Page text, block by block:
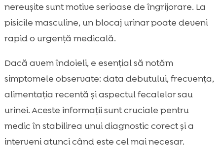
nereușite sunt motive serioase de îngrijorare. La
pisicile masculine, un blocaj urinar poate deveni
rapid o urgență medicală.
Dacă avem îndoieli, e esențial să notăm
simptomele observate: data debutului, frecvența,
alimentația recentă și aspectul fecalelor sau
urinei. Aceste informații sunt cruciale pentru
medic în stabilirea unui diagnostic corect și a
interveni atunci când este cel mai necesar.